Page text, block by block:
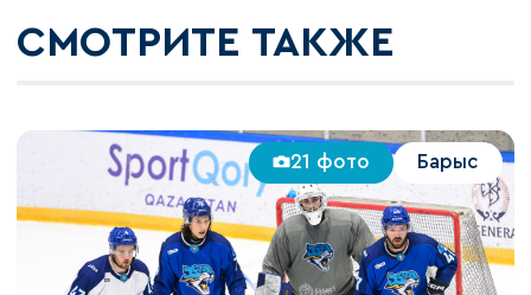
СМОТРИТЕ ТАКЖЕ
21 фото Барыс